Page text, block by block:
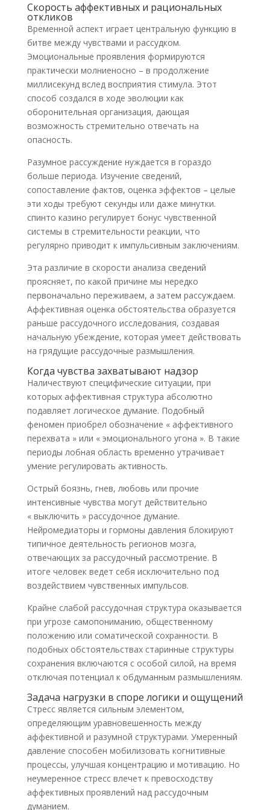
Скорость аффективных и рациональных
откликов
Временной аспект играет центральную функцию в
битве между чувствами и рассудком.
Эмоциональные проявления формируются
практически молниеносно – в продолжение
миллисекунд вслед восприятия стимула. Этот
способ создался в ходе эволюции как
оборонительная организация, дающая
возможность стремительно отвечать на
опасность.
Разумное рассуждение нуждается в гораздо
больше периода. Изучение сведений,
сопоставление фактов, оценка эффектов – целые
эти ходы требуют секунды или даже минутки.
спинто казино регулирует бонус чувственной
системы в стремительности реакции, что
регулярно приводит к импульсивным заключениям.
Эта различие в скорости анализа сведений
проясняет, по какой причине мы нередко
первоначально переживаем, а затем рассуждаем.
Аффективная оценка обстоятельства образуется
раньше рассудочного исследования, создавая
начальную убеждение, которая умеет действовать
на грядущие рассудочные размышления.
Когда чувства захватывают надзор
Наличествуют специфические ситуации, при
которых аффективная структура абсолютно
подавляет логическое думание. Подобный
феномен приобрел обозначение « аффективного
перехвата » или « эмоционального угона ». В такие
периоды лобная область временно утрачивает
умение регулировать активность.
Острый боязнь, гнев, любовь или прочие
интенсивные чувства могут действительно
« выключить » рассудочное думание.
Нейромедиаторы и гормоны давления блокируют
типичное деятельность регионов мозга,
отвечающих за рассудочный рассмотрение. В
итоге человек ведет себя исключительно под
воздействием чувственных импульсов.
Крайне слабой рассудочная структура оказывается
при угрозе самопониманию, общественному
положению или соматической сохранности. В
подобных обстоятельствах старинные структуры
сохранения включаются с особой силой, на время
отключая потенциал к обдуманным размышлениям.
Задача нагрузки в споре логики и ощущений
Стресс является сильным элементом,
определяющим уравновешенность между
аффективной и разумной структурами. Умеренный
давление способен мобилизовать когнитивные
процессы, улучшая концентрацию и мотивацию. Но
неумеренное стресс влечет к превосходству
аффективных проявлений над рассудочным
думанием.